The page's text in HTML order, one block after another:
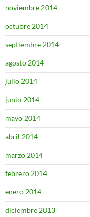
noviembre 2014
octubre 2014
septiembre 2014
agosto 2014
julio 2014
junio 2014
mayo 2014
abril 2014
marzo 2014
febrero 2014
enero 2014
diciembre 2013